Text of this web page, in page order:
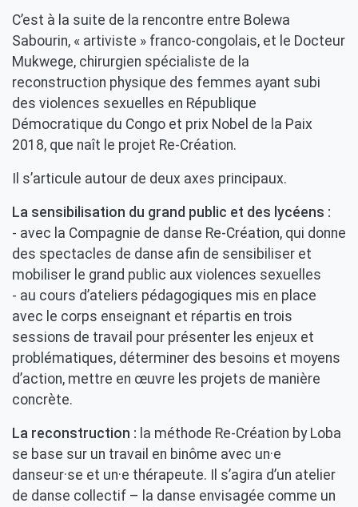
C’est à la suite de la rencontre entre Bolewa
Sabourin, « artiviste » franco-congolais, et le Docteur
Mukwege, chirurgien spécialiste de la
reconstruction physique des femmes ayant subi
des violences sexuelles en République
Démocratique du Congo et prix Nobel de la Paix
2018, que naît le projet Re-Création.
Il s’articule autour de deux axes principaux.
La sensibilisation du grand public et des lycéens :
- avec la Compagnie de danse Re-Création, qui donne
des spectacles de danse afin de sensibiliser et
mobiliser le grand public aux violences sexuelles
- au cours d’ateliers pédagogiques mis en place
avec le corps enseignant et répartis en trois
sessions de travail pour présenter les enjeux et
problématiques, déterminer des besoins et moyens
d’action, mettre en œuvre les projets de manière
concrète.
La reconstruction : la méthode Re-Création by Loba
se base sur un travail en binôme avec un·e
danseur·se et un·e thérapeute. Il s’agira d’un atelier
de danse collectif – la danse envisagée comme un